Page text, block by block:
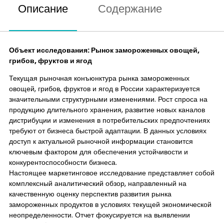
Описание Содержание
Объект исследования: Рынок замороженных овощей,
грибов, фруктов и ягод
Текущая рыночная конъюнктура рынка замороженных
овощей, грибов, фруктов и ягод в России характеризуется
значительными структурными изменениями. Рост спроса на
продукцию длительного хранения, развитие новых каналов
дистрибуции и изменения в потребительских предпочтениях
требуют от бизнеса быстрой адаптации. В данных условиях
доступ к актуальной рыночной информации становится
ключевым фактором для обеспечения устойчивости и
конкурентоспособности бизнеса.
Настоящее маркетинговое исследование представляет собой
комплексный аналитический обзор, направленный на
качественную оценку перспектив развития рынка
замороженных продуктов в условиях текущей экономической
неопределенности. Отчет фокусируется на выявлении